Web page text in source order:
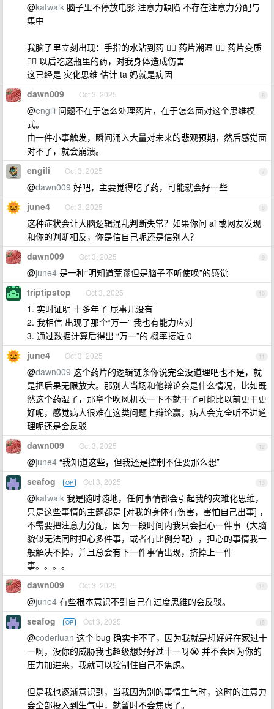
@katwalk 脑子里不停放电影 注意力缺陷 不存在注意力分配与
集中
我脑子里立刻出现：手指的水沾到药 👉🏻 药片潮湿 👉🏻 药片变质
👉🏻 以后吃这瓶里的药，对我身体造成伤害
这已经是 灾化思维 估计 ta 妈就是病因
6
dawn009 Oct 3, 2025
@engili 问题不在于怎么处理药片，在于怎么面对这个思维模
式。
由一件小事触发，瞬间涌入大量对未来的悲观预期，然后感觉面
对不了，就会崩溃。
7
engili Oct 3, 2025
@dawn009 好吧，主要觉得吃了药，可能就会好一些
8
june4 Oct 3, 2025
这种症状会让大脑逻辑混乱判断失常？如果你问 ai 或网友发现
和你的判断相反，你是信自己呢还是信别人？
9
dawn009 Oct 3, 2025
@june4 是一种“明知道荒谬但是脑子不听使唤”的感觉
10
triptipstop Oct 3, 2025
1. 实时证明 十多年了 屁事儿没有
2. 我相信 出现了那个“万一” 我也有能力应对
3. 通过数据计算后得出 “万一”的 概率接近 0
11
june4 Oct 3, 2025
@dawn009 这个药片的逻辑链条你说完全没道理吧也不是，就
是把后果无限放大。那别人当场和他辩论会是什么情况，比如既
然这个药湿了，那拿个吹风机吹一下不就干了可能比以前更干更
好呢，感觉病人很难在这类问题上辩论赢，病人会完全听不进道
理呢还是会反驳
12
dawn009 Oct 3, 2025
@june4 “我知道这些，但我还是控制不住要那么想”
13
seafog OP Oct 3, 2025
@katwalk 我是随时随地，任何事情都会引起我的灾难化思维，
只是这些事情的主题都是 [对我的身体有伤害，害怕自己出事] ，
不需要把注意力分配，因为一段时间内我只会担心一件事（大脑
貌似无法同时担心多件事，或者有比例分配），担心的事情我一
般解决不掉，并且总会有下一件事情出现，挤掉上一件
事。。。。
14
dawn009 Oct 3, 2025
@june4 有些根本意识不到自己在过度思维的会反驳。
15
seafog OP Oct 3, 2025
@coderluan 这个 bug 确实卡不了，因为我就是想好好在家过十
一啊，没你的威胁我也超级想好好过十一呀😭 并不会因为你的
压力加进来，我就可以控制住自己不焦虑。
但是我也逐渐意识到，当我因为别的事情生气时，这时的注意力
会全部投入到生气中，就暂时不会焦虑了。